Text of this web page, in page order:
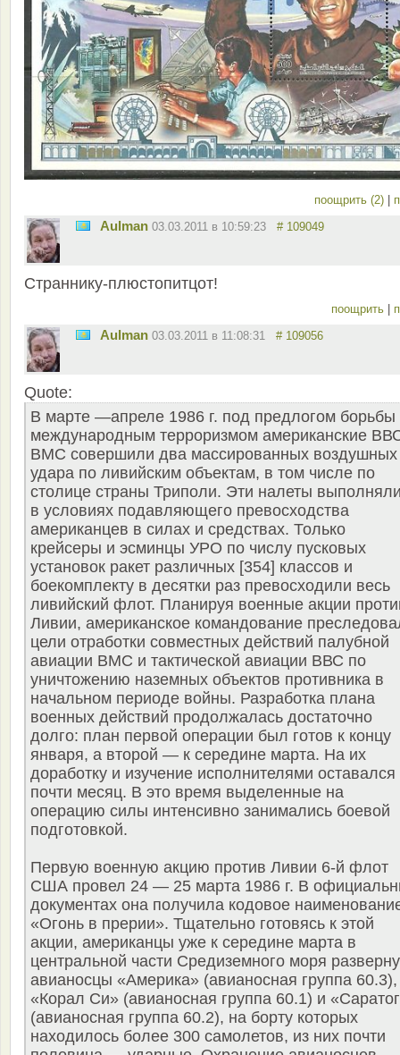
поощрить (2)
Aulman 03.03.2011 в 10:59:23 # 109049
Страннику-плюстопитцот!
поощрить
Aulman 03.03.2011 в 11:08:31 # 109056
Quote:
В марте —апреле 1986 г. под предлогом борьбы
международным терроризмом американские
ВМС совершили два массированных воздушных
удара по ливийским объектам, в том числе по
столице страны Триполи. Эти налеты
в условиях подавляющего превосходства
американцев в силах и средствах. Только
крейсеры и эсминцы УРО по числу пусковых
установок ракет различных [354] классов и
боекомплекту в десятки раз превосходили весь
ливийский флот. Планируя военные акции
Ливии, американское командование
цели отработки совместных действий палубной
авиации ВМС и тактической авиации ВВС по
уничтожению наземных объектов противника в
начальном периоде войны. Разработка плана
военных действий продолжалась достаточно
долго: план первой операции был готов к концу
января, а второй — к середине марта. На их
доработку и изучение исполнителями оставался
почти месяц. В это время выделенные на
операцию силы интенсивно занимались боевой
подготовкой.
Первую военную акцию против Ливии 6-й флот
США провел 24 — 25 марта 1986 г. В
документах она получила кодовое
«Огонь в прерии». Тщательно готовясь к этой
акции, американцы уже к середине марта в
центральной части Средиземного моря
авианосцы «Америка» (авианосная группа 60.3),
«Корал Си» (авианосная группа 60.1) и
(авианосная группа 60.2), на борту которых
находилось более 300 самолетов, из них почти